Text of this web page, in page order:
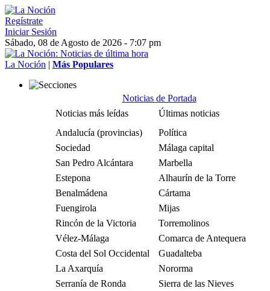
Regístrate
Iniciar Sesión
Sábado, 08 de Agosto de 2026 - 7:07 pm
La Noción | Más Populares
Noticias de Portada
Noticias más leídas
Últimas noticias
Andalucía (provincias)
Política
Sociedad
Málaga capital
San Pedro Alcántara
Marbella
Estepona
Alhaurín de la Torre
Benalmádena
Cártama
Fuengirola
Mijas
Rincón de la Victoria
Torremolinos
Vélez-Málaga
Comarca de Antequera
Costa del Sol Occidental
Guadalteba
La Axarquía
Nororma
Serranía de Ronda
Sierra de las Nieves